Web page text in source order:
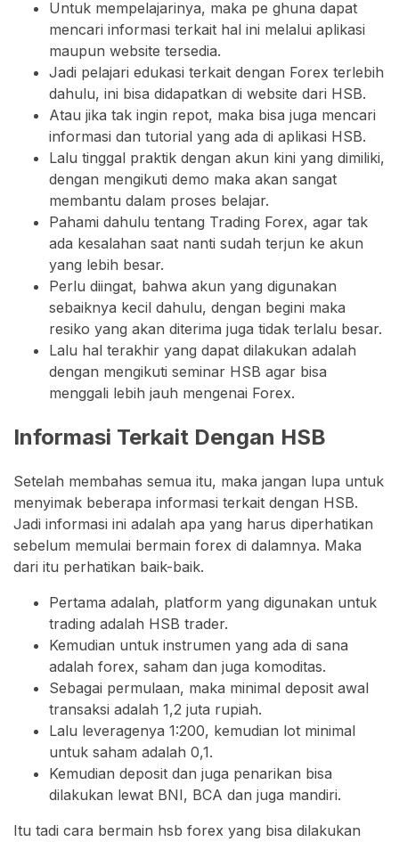
Untuk mempelajarinya, maka pe ghuna dapat
mencari informasi terkait hal ini melalui aplikasi
maupun website tersedia.
Jadi pelajari edukasi terkait dengan Forex terlebih
dahulu, ini bisa didapatkan di website dari HSB.
Atau jika tak ingin repot, maka bisa juga mencari
informasi dan tutorial yang ada di aplikasi HSB.
Lalu tinggal praktik dengan akun kini yang dimiliki,
dengan mengikuti demo maka akan sangat
membantu dalam proses belajar.
Pahami dahulu tentang Trading Forex, agar tak
ada kesalahan saat nanti sudah terjun ke akun
yang lebih besar.
Perlu diingat, bahwa akun yang digunakan
sebaiknya kecil dahulu, dengan begini maka
resiko yang akan diterima juga tidak terlalu besar.
Lalu hal terakhir yang dapat dilakukan adalah
dengan mengikuti seminar HSB agar bisa
menggali lebih jauh mengenai Forex.
Informasi Terkait Dengan HSB
Setelah membahas semua itu, maka jangan lupa untuk
menyimak beberapa informasi terkait dengan HSB.
Jadi informasi ini adalah apa yang harus diperhatikan
sebelum memulai bermain forex di dalamnya. Maka
dari itu perhatikan baik-baik.
Pertama adalah, platform yang digunakan untuk
trading adalah HSB trader.
Kemudian untuk instrumen yang ada di sana
adalah forex, saham dan juga komoditas.
Sebagai permulaan, maka minimal deposit awal
transaksi adalah 1,2 juta rupiah.
Lalu leveragenya 1:200, kemudian lot minimal
untuk saham adalah 0,1.
Kemudian deposit dan juga penarikan bisa
dilakukan lewat BNI, BCA dan juga mandiri.
Itu tadi cara bermain hsb forex yang bisa dilakukan